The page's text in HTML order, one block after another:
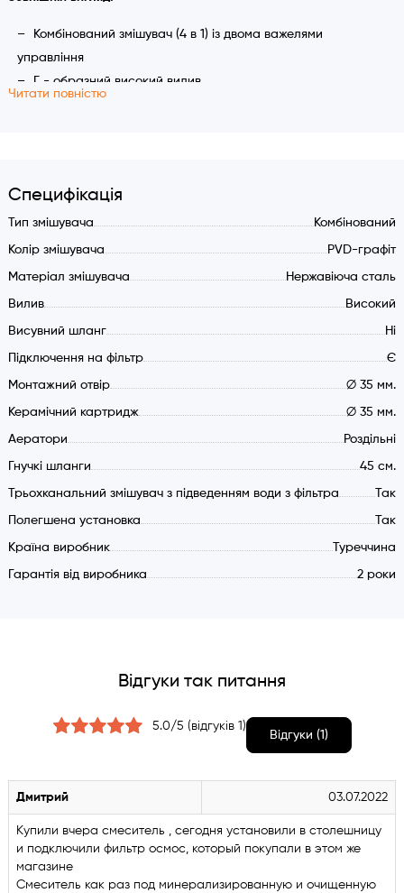
Комбінований змішувач (4 в 1) із двома важелями
управління
Г - образний високий вилив
Підключення гарячої та холодної води
Підключення очищеної води з фільтра
Підключення мінералізованої води з фільтра
Окремий двоконтурний вентиль для очищеної води
Комбінований змішувач (4 в 1) із двома важелями
змішувача)
Економічні аератори NEOPERL
Універсальні округлі форми дизайну
Підключення гарячої та холодної води
Підключення очищеної води з фільтра
Полегшена установка (кріплення-втулка)
Керамічний дисковий картридж 35 мм. для технічної
Матеріал змішувача: нержавіюча сталь марки SUS304
Читати повністю
Специфікація
Тип змішувача Комбінований
Колір змішувача PVD-графіт
Матеріал змішувача Нержавіюча сталь
Вилив Високий
Висувний шланг Ні
Підключення на фільтр Є
Монтажний отвір ∅ 35 мм.
Керамічний картридж ∅ 35 мм.
Аератори Роздільні
Гнучкі шланги 45 см.
Трьохканальний змішувач з підведенням води з фільтра Так
Полегшена установка Так
Країна виробник Туреччина
Гарантія від виробника 2 роки
Відгуки так питання
5.0/5 (відгуків 1)
Відгуки (1)
Дмитрий 03.07.2022
Купили вчера смеситель , сегодня установили в столешницу
и подключили фильтр осмос, который покупали в этом же
магазине
Смеситель как раз под минерализированную и очищенную